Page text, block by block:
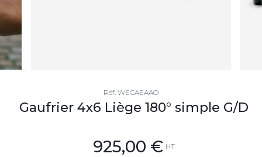
Réf. WECAEAAO
Gaufrier 4x6 Liège 180° simple G/D
925,00 € HT